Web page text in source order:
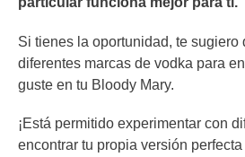
Si tienes la oportunidad, te sugiero
diferentes marcas de vodka para
guste en tu Bloody Mary.
¡Está permitido experimentar con
encontrar tu propia versión perfecta